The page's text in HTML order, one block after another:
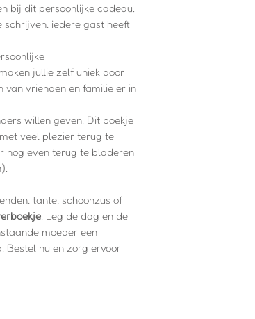
bij dit persoonlijke cadeau.
schrijven, iedere gast heeft
jullie zelf uniek door
van vrienden en familie er in
willen geven. Dit boekje
veel plezier terug te
nog even terug te bladeren
tante, schoonzus of
. Leg de dag en de
moeder een
Bestel nu en zorg ervoor